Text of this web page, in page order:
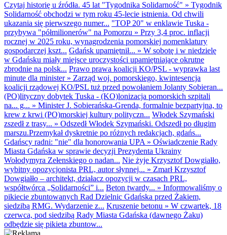
Czytaj historię u źródła. 45 lat "Tygodnika Solidarność" » Tygodnik
Solidarność obchodzi w tym roku 45-lecie istnienia. Od chwili
ukazania się pierwszego numer... "TOP 20" w enklawie Tuska -
przybywa "półmilionerów" na Pomorzu » Przy 3,4 proc. inflacji
rocznej w 2025 roku, wynagrodzenia pomorskiej nomenklatury
gospodarczej kszt... Gdańsk upamiętnił... » W sobotę i w niedzielę
w Gdańsku miały miejsce uroczystości upamiętniające okrutne
zbrodnie na polsk... Prawo prawa koalicji KO/PSL - wyprawka last
minute dla minister» Zarząd woj. pomorskiego, kwintesencja
koalicji rządowej KO/PSL tuż przed powołaniem Jolanty Sobieran...
(PO)lityczny dobytek Tuska - (KO)lonizacja pomorskich szpitali
na... g... » Minister J. Sobierańska-Grenda, formalnie bezpartyjna, to
krew z krwi (PO)morskiej kultury polityczn... Włodek Szymański
zszedł z trasy... » Odszedł Włodek Szymański. Odszedł po długim
marszu.Przemykał dyskretnie po różnych redakcjach, gdańs...
Gdańscy radni: "nie" dla honorowania UPA » Oświadczenie Rady
Miasta Gdańska w sprawie decyzji Prezydenta Ukrainy
Wołodymyra Zełenskiego o nadan... Nie żyje Krzysztof Dowgiałło,
wybitny opozycjonista PRL, autor słynnej... » Zmarł Krzysztof
Dowgiałło – architekt, działacz opozycji w czasach PRL,
współtwórca „Solidarności” i... Beton twardy... » Informowaliśmy o
pikiecie zbuntowanych Rad Dzielnic Gdańska przed Żakiem,
siedzibą RMG. Wydarzenie z... Kruszenie betonu » W czwartek, 18
czerwca, pod siedzibą Rady Miasta Gdańska (dawnego Żaku)
odbędzie się pikieta zbuntow...